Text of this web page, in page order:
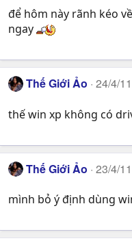
để hôm này rãnh kéo
ngay
Thế Giới Ảo 24/4/11
thế win xp không có
Thế Giới Ảo 23/4/11
mình bỏ ý định dùng